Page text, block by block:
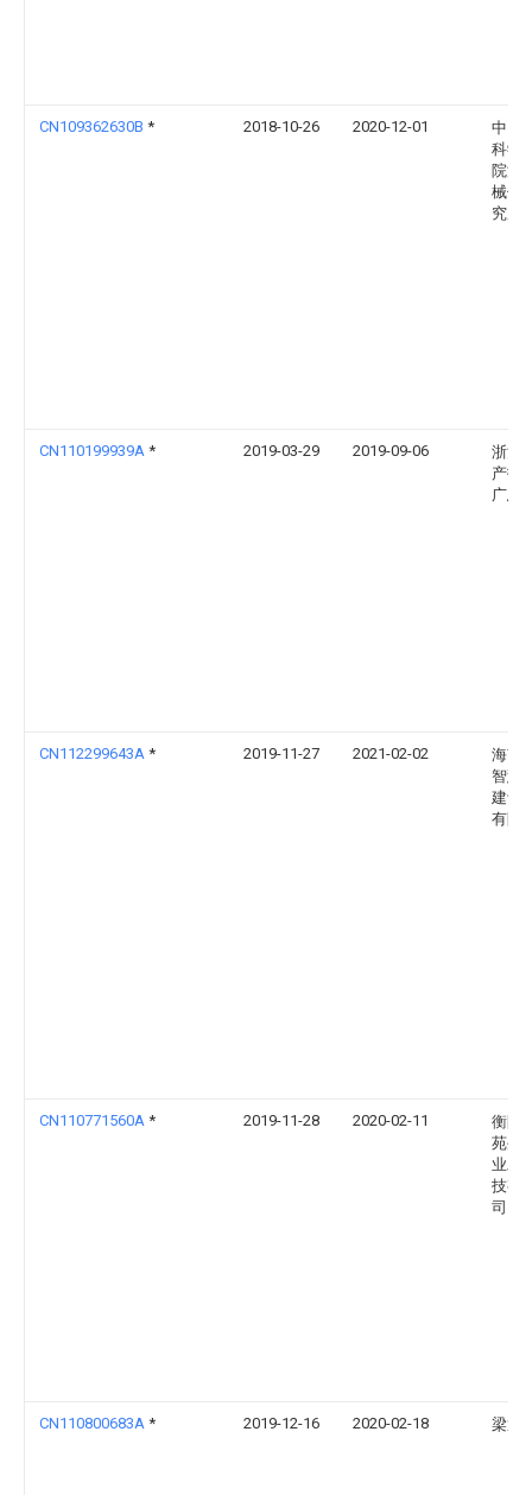
CN109362630B * 2018-10-26 2020-12-01
中国
科学
院渔
械仪
究所
CN110199939A * 2019-03-29 2019-09-06
浙江
产技
广总
CN112299643A * 2019-11-27 2021-02-02
海南
智慧
建设
有限
CN110771560A * 2019-11-28 2020-02-11
衡阳
苑生
业发
技有
司
CN110800683A * 2019-12-16 2020-02-18 梁通